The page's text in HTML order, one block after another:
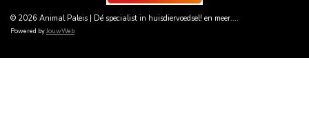
© 2026 Animal Paleis | Dé specialist in huisdiervoedsel! en meer....
Powered byJouwWeb